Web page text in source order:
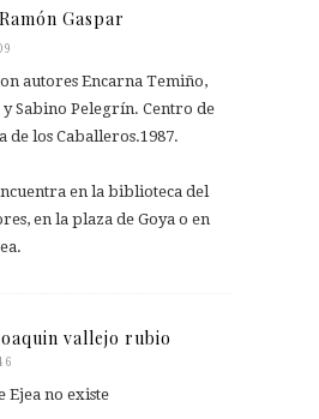
Gaspar
autores Encarna Temiño,
y Sabino Pelegrín. Centro de
de los Caballeros.1987.
en la biblioteca del
en la plaza de Goya o en
vallejo rubio
Ejea no existe